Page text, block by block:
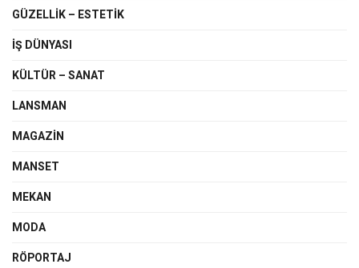
GÜZELLIK – ESTETIK
IŞ DÜNYASI
KÜLTÜR – SANAT
LANSMAN
MAGAZIN
MANSET
MEKAN
MODA
RÖPORTAJ